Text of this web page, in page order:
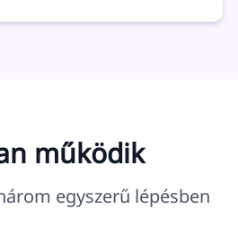
működik
egyszerű lépésben